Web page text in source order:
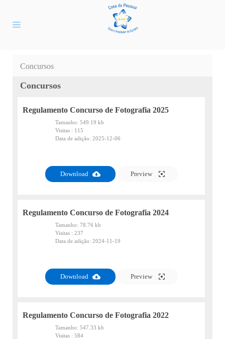
Concursos
Concursos
Regulamento Concurso de Fotografia 2025
Tamanho: 549.19 kb
Visitas : 115
Data de adição: 2025-12-06
Download Preview
Regulamento Concurso de Fotografia 2024
Tamanho: 78.76 kb
Visitas : 237
Data de adição: 2024-11-19
Download Preview
Regulamento Concurso de Fotografia 2022
Tamanho: 547.33 kb
Visitas : 584